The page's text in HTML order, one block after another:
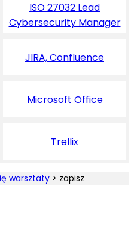
ISO 27032 Lead
Cybersecurity Manager
JIRA, Confluence
Microsoft Office
Trellix
warsztaty > zapisz